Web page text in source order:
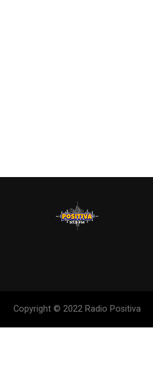
Copyright © 2022 Radio Positiva